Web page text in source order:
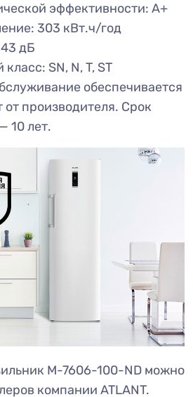
эффективности: А+
303 кВт.ч/год
дБ
SN, N, T, ST
обеспечивается
от производителя. Срок
10 лет.
М-7606-100-ND можно
компании ATLANT.